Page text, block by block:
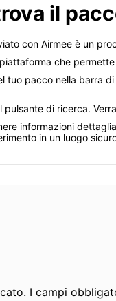
il
con Airmee è un
che
tuo pacco nella barra
pulsante di ricerca.
informazioni
in un luogo
I campi